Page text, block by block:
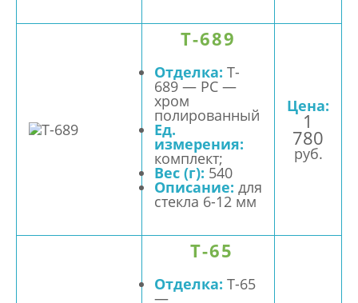
T-689
Отделка: T-
689 — PC —
хром
полированный
Ед.
измерения:
комплект;
Вес (г): 540
Описание: для
стекла 6-12 мм
Цена:
1
780
руб.
T-65
Отделка: T-65
—